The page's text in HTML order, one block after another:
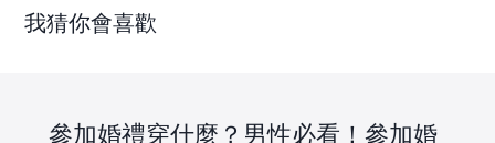
我猜你會喜歡
參加婚禮穿什麼？男性必看！參加婚